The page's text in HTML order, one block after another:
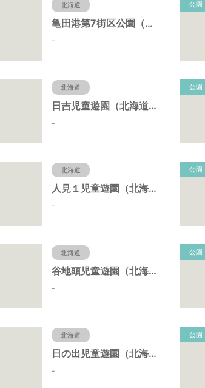
北海道
亀田港第7街区公園（北海道函館市）
-
公園
北海道
日吉児童遊園（北海道函館市）
-
公園
北海道
人見１児童遊園（北海道函館市）
-
公園
北海道
谷地頭児童遊園（北海道函館市）
-
公園
北海道
日の出児童遊園（北海道函館市）
-
公園